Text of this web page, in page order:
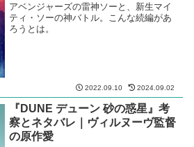
アベンジャーズの雷神ソーと、新生マイ
ティ・ソーの神バトル。こんな続編があ
ろうとは。
2022.09.10 2024.09.02
『DUNE デューン 砂の惑星』考
察とネタバレ｜ヴィルヌーヴ監督
の原作愛